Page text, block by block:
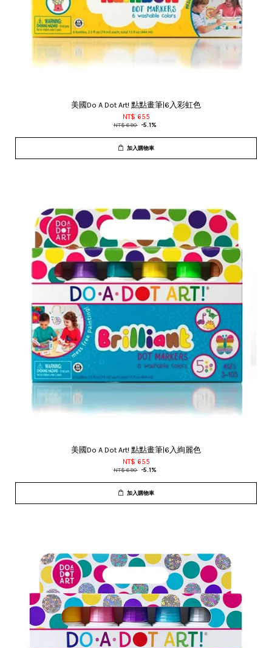
美國Do A Dot Art! 點點畫筆|6入彩虹色
NT$ 655
NT$ 690 -5.1%
加入購物車
美國Do A Dot Art! 點點畫筆|6入絢麗色
NT$ 655
NT$ 690 -5.1%
加入購物車